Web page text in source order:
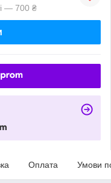
— 700 ₴
Оплата Умови